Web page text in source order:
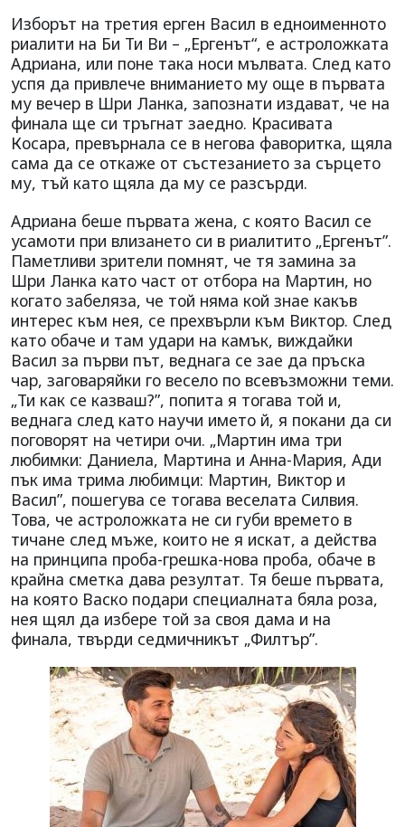
Изборът на третия ерген Васил в едноименното
риалити на Би Ти Ви – „Ергенът“, е астроложката
Адриана, или поне така носи мълвата. След като
успя да привлече вниманието му още в първата
му вечер в Шри Ланка, запознати издават, че на
финала ще си тръгнат заедно. Красивата
Косара, превърнала се в негова фаворитка, щяла
сама да се откаже от състезанието за сърцето
му, тъй като щяла да му се разсърди.
Адриана беше първата жена, с която Васил се
усамоти при влизането си в риалитито „Ергенът”.
Паметливи зрители помнят, че тя замина за
Шри Ланка като част от отбора на Мартин, но
когато забеляза, че той няма кой знае какъв
интерес към нея, се прехвърли към Виктор. След
като обаче и там удари на камък, виждайки
Васил за първи път, веднага се зае да пръска
чар, заговаряйки го весело по всевъзможни теми.
„Ти как се казваш?”, попита я тогава той и,
веднага след като научи името й, я покани да си
поговорят на четири очи. „Мартин има три
любимки: Даниела, Мартина и Анна-Мария, Ади
пък има трима любимци: Мартин, Виктор и
Васил”, пошегува се тогава веселата Силвия.
Това, че астроложката не си губи времето в
тичане след мъже, които не я искат, а действа
на принципа проба-грешка-нова проба, обаче в
крайна сметка дава резултат. Тя беше първата,
на която Васко подари специалната бяла роза,
нея щял да избере той за своя дама и на
финала, твърди седмичникът „Филтър”.